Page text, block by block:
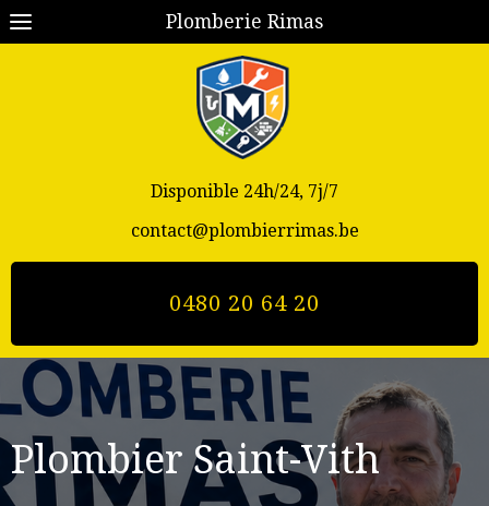
Plomberie Rimas
Disponible 24h/24, 7j/7
contact@plombierrimas.be
0480 20 64 20
Plombier Saint-Vith